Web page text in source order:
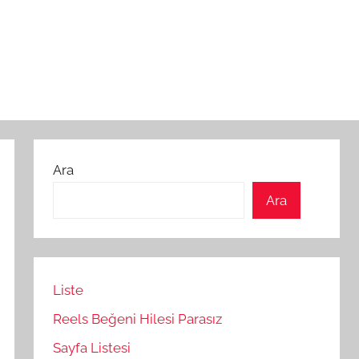
Ara
Ara
Liste
Reels Beğeni Hilesi Parasız
Sayfa Listesi